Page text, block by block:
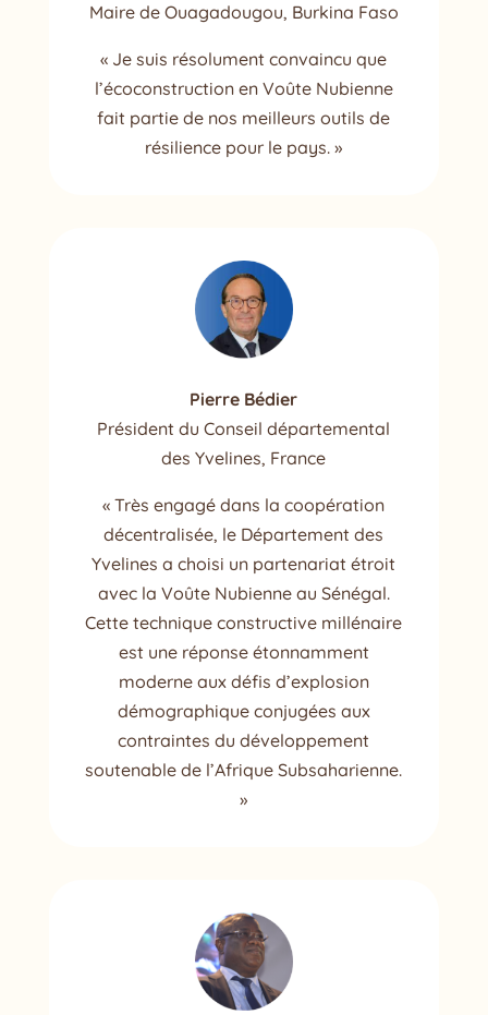
Maire de Ouagadougou, Burkina Faso
« Je suis résolument convaincu que
l’écoconstruction en Voûte Nubienne
fait partie de nos meilleurs outils de
résilience pour le pays. »
Pierre Bédier
Président du Conseil départemental
des Yvelines, France
« Très engagé dans la coopération
décentralisée, le Département des
Yvelines a choisi un partenariat étroit
avec la Voûte Nubienne au Sénégal.
Cette technique constructive millénaire
est une réponse étonnamment
moderne aux défis d’explosion
démographique conjugées aux
contraintes du développement
soutenable de l’Afrique Subsaharienne.
»